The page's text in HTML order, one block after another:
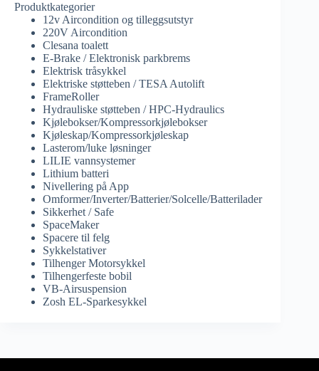
Produktkategorier
12v Aircondition og tilleggsutstyr
220V Aircondition
Clesana toalett
E-Brake / Elektronisk parkbrems
Elektrisk tråsykkel
Elektriske støtteben / TESA Autolift
FrameRoller
Hydrauliske støtteben / HPC-Hydraulics
Kjølebokser/Kompressorkjølebokser
Kjøleskap/Kompressorkjøleskap
Lasterom/luke løsninger
LILIE vannsystemer
Lithium batteri
Nivellering på App
Omformer/Inverter/Batterier/Solcelle/Batterilader
Sikkerhet / Safe
SpaceMaker
Spacere til felg
Sykkelstativer
Tilhenger Motorsykkel
Tilhengerfeste bobil
VB-Airsuspension
Zosh EL-Sparkesykkel